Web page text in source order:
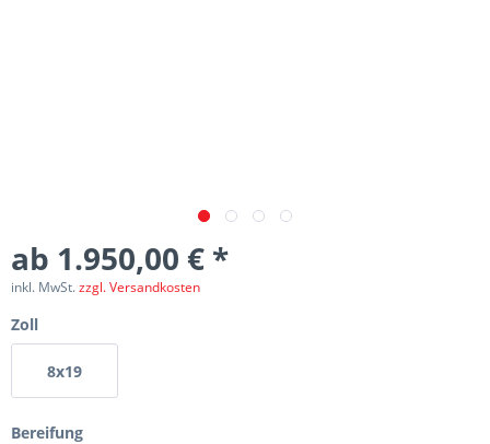
ab 1.950,00 € *
inkl. MwSt.zzgl. Versandkosten
Zoll
8x19
Bereifung